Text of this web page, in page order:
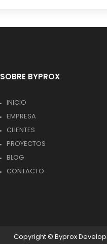
SOBRE BYPROX
INICIO
EMPRESA
CLIENTES
PROYECTOS
BLOG
CONTACTO
Copyright © Byprox